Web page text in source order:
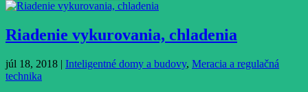
Riadenie vykurovania, chladenia
júl 18, 2018 | Inteligentné domy a budovy, Meracia a regulačná
technika